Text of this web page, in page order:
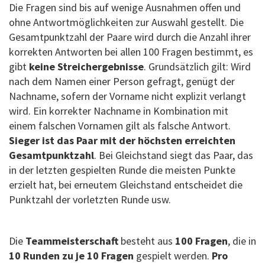
Die Fragen sind bis auf wenige Ausnahmen offen und
ohne Antwortmöglichkeiten zur Auswahl gestellt. Die
Gesamtpunktzahl der Paare wird durch die Anzahl ihrer
korrekten Antworten bei allen 100 Fragen bestimmt, es
gibt keine Streichergebnisse. Grundsätzlich gilt: Wird
nach dem Namen einer Person gefragt, genügt der
Nachname, sofern der Vorname nicht explizit verlangt
wird. Ein korrekter Nachname in Kombination mit
einem falschen Vornamen gilt als falsche Antwort.
Sieger ist das Paar mit der höchsten erreichten
Gesamtpunktzahl. Bei Gleichstand siegt das Paar, das
in der letzten gespielten Runde die meisten Punkte
erzielt hat, bei erneutem Gleichstand entscheidet die
Punktzahl der vorletzten Runde usw.
Die Teammeisterschaft besteht aus 100 Fragen, die in
10 Runden zu je 10 Fragen gespielt werden. Pro